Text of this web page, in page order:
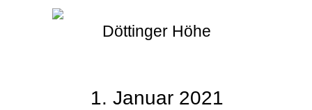
Döttinger Höhe
1. Januar 2021